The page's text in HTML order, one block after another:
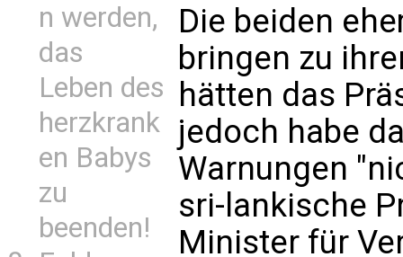
n werden,
das
Leben des
herzkrank
en Babys
zu
beenden!
Die beiden
bringen zu
hätten das
jedoch habe
Warnungen
sri-lankische
Minister für